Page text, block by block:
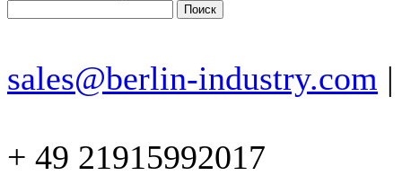
sales@berlin-industry.com |
+ 49 21915992017